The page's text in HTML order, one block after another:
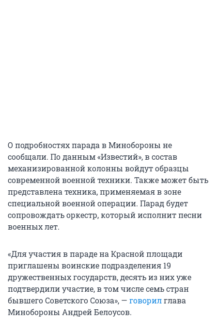
О подробностях парада в Минобороны не
сообщали. По данным «Известий», в состав
механизированной колонны войдут образцы
современной военной техники. Также может быть
представлена техника, применяемая в зоне
специальной военной операции. Парад будет
сопровождать оркестр, который исполнит песни
военных лет.
«Для участия в параде на Красной площади
приглашены воинские подразделения 19
дружественных государств, десять из них уже
подтвердили участие, в том числе семь стран
бывшего Советского Союза», — говорилглава
Минобороны Андрей Белоусов.